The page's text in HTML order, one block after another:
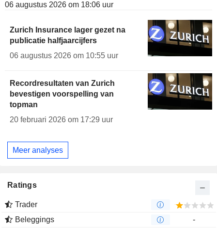
06 augustus 2026 om 18:06 uur
Zurich Insurance lager gezet na
publicatie halfjaarcijfers
06 augustus 2026 om 10:55 uur
Recordresultaten van Zurich
bevestigen voorspelling van
topman
20 februari 2026 om 17:29 uur
Meer analyses
Ratings
Trader
Beleggings
-